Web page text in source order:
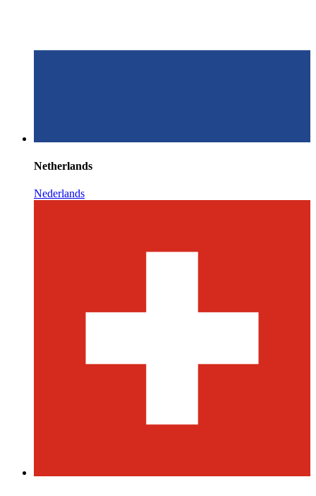
Netherlands
Nederlands